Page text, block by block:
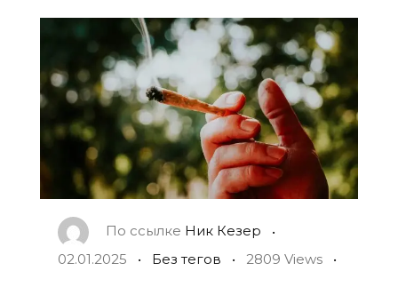
По ссылке Ник Кезер
02.01.2025
Без тегов 2809 Views